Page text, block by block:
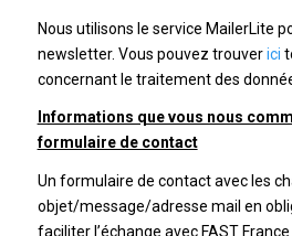
Nous utilisons le service MailerLite
newsletter. Vous pouvez trouverici
concernant le traitement des
Informations que vous nous
formulaire de contact
Un formulaire de contact avec les
objet/message/adresse mail en
faciliter l’échange avec FAST